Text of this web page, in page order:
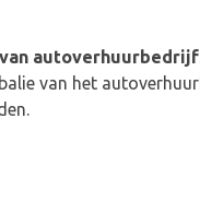
van het